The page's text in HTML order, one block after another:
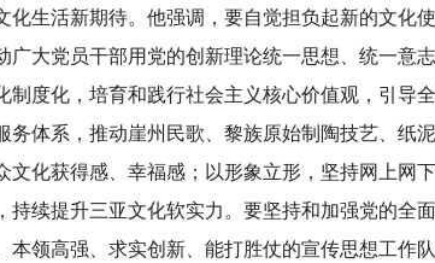
化生活新期待。他强调，要自觉担负起新的文化
广大党员干部用党的创新理论统一思想、统一意
制度化，培育和践行社会主义核心价值观，引导
务体系，推动崖州民歌、黎族原始制陶技艺、纸
文化获得感、幸福感；以形象立形，坚持网上网
持续提升三亚文化软实力。要坚持和加强党的全
本领高强、求实创新、能打胜仗的宣传思想工作